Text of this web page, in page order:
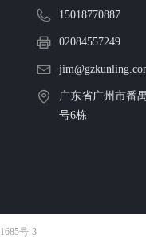
15018770887
02084557249
广东省广州市番
号6栋
号-3